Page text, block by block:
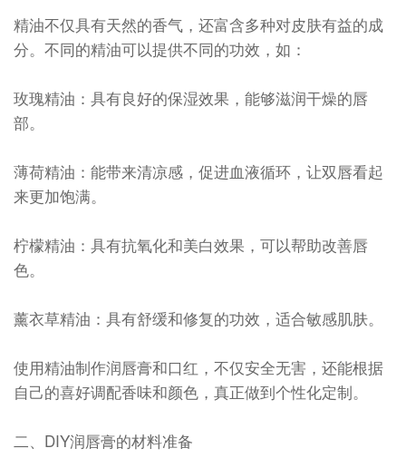
精油不仅具有天然的香气，还富含多种对皮肤有益的成
分。不同的精油可以提供不同的功效，如：
玫瑰精油：具有良好的保湿效果，能够滋润干燥的唇
部。
薄荷精油：能带来清凉感，促进血液循环，让双唇看起
来更加饱满。
柠檬精油：具有抗氧化和美白效果，可以帮助改善唇
色。
薰衣草精油：具有舒缓和修复的功效，适合敏感肌肤。
使用精油制作润唇膏和口红，不仅安全无害，还能根据
自己的喜好调配香味和颜色，真正做到个性化定制。
二、DIY润唇膏的材料准备